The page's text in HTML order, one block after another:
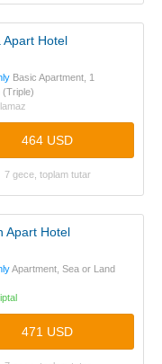
Apart Hotel
Basic Apartment, 1
(Triple)
464 USD
7 gece, toplam tutar
Apart Hotel
Apartment, Sea or Land
471 USD